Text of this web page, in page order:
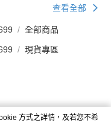
查看全部
全部商品
現貨專區
方式之詳情，及若您不希